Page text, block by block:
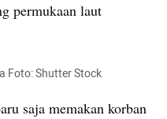
permukaan laut
Foto: Shutter Stock
saja memakan korban